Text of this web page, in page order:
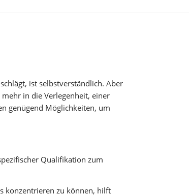
ist selbstverständlich. Aber
in die Verlegenheit, einer
genügend Möglichkeiten, um
Qualifikation zum
konzentrieren zu können, hilft